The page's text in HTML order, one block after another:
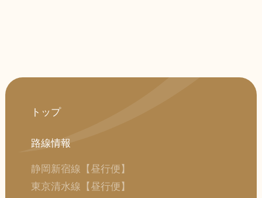
トップ
路線情報
静岡新宿線【昼行便】
東京清水線【昼行便】